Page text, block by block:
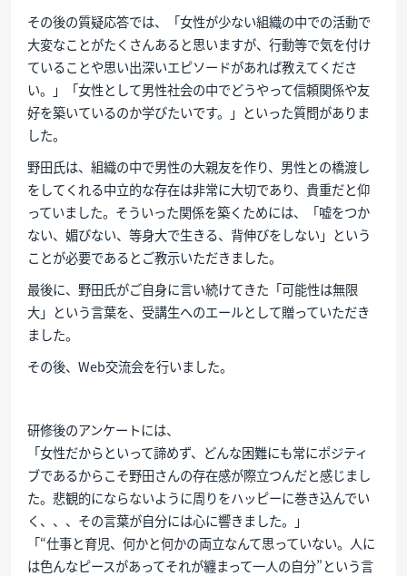
その後の質疑応答では、「女性が少ない組織の中での活動で
大変なことがたくさんあると思いますが、行動等で気を付け
ていることや思い出深いエピソードがあれば教えてくださ
い。」「女性として男性社会の中でどうやって信頼関係や友
好を築いているのか学びたいです。」といった質問がありま
した。
野田氏は、組織の中で男性の大親友を作り、男性との橋渡し
をしてくれる中立的な存在は非常に大切であり、貴重だと仰
っていました。そういった関係を築くためには、「嘘をつか
ない、媚びない、等身大で生きる、背伸びをしない」という
ことが必要であるとご教示いただきました。
最後に、野田氏がご自身に言い続けてきた「可能性は無限
大」という言葉を、受講生へのエールとして贈っていただき
ました。
その後、Web交流会を行いました。
研修後のアンケートには、
「女性だからといって諦めず、どんな困難にも常にポジティ
ブであるからこそ野田さんの存在感が際立つんだと感じまし
た。悲観的にならないように周りをハッピーに巻き込んでい
く、、、その言葉が自分には心に響きました。」
「“仕事と育児、何かと何かの両立なんて思っていない。人に
は色んなピースがあってそれが纏まって一人の自分”という言